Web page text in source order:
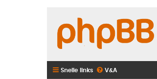
Snelle links V&A